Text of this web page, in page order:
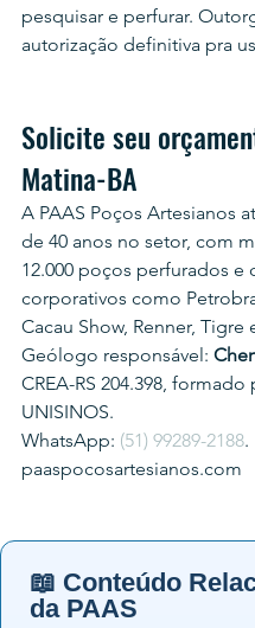
pesquisar e perfurar.
autorização definitiva pra
Solicite seu
Matina-BA
A PAAS Poços Artesianos
de 40 anos no setor, com
12.000 poços perfurados e
corporativos como
Cacau Show, Renner, Tigre
Geólogo responsável:
CREA-RS 204.398, formado
UNISINOS.
WhatsApp: (51) 99289-2188.
paaspocosartesianos.com
📖 Conteúdo
da PAAS